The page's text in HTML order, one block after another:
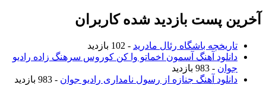
آخرین پست بازدید شده کاربران
تاریخچه باشگاه رئال مادرید - 102 بازدید
دانلود آهنگ آسمون اخماتو وا کن کوروس سرهنگ زاده رادیو
جوان - 983 بازدید
دانلود آهنگ جنازه از رسول نامداری رادیو جوان - 983 بازدید